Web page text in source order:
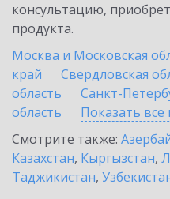
консультацию,
продукта.
Москва и Московская
край
Свердловская
область
Санкт-
область
Показать все
Смотрите также:
Казахстан, Кыргызстан,
Таджикистан,